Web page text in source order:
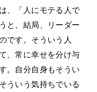
、「人にモテる人で
と、結局、リーダー
です。そういう人
、常に幸せを分け与
。自分自身もそうい
ういう気持ちでいる